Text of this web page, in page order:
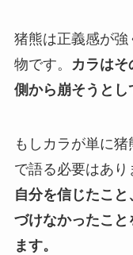
猪熊は正義感が強
物です。
カラは
側から崩そうとし
もしカラが単に
で語る必要はあり
自分を信じたこ
づけなかったこ
ます。